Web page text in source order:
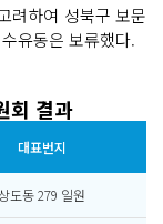
려하여 성북구 보문
유동은 보류했다.
회 결과
대표번지
상도동 279 일원